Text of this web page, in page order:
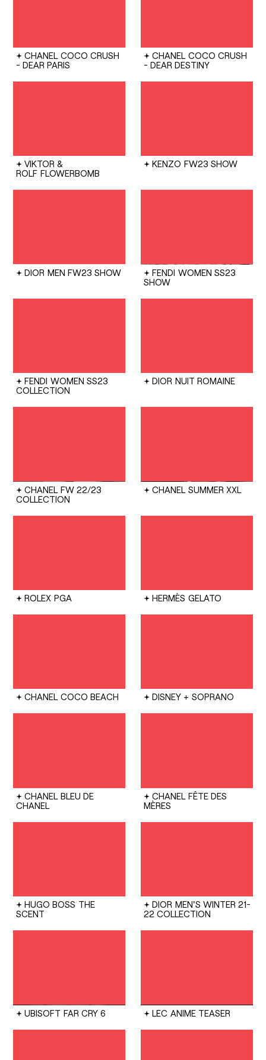
CHANEL COCO CRUSH
- DEAR PARIS
CHANEL COCO CRUSH
- DEAR DESTINY
VIKTOR &
ROLF FLOWERBOMB
KENZO FW23 SHOW
DIOR MEN FW23 SHOW FENDI WOMEN SS23
SHOW
FENDI WOMEN SS23
COLLECTION
DIOR NUIT ROMAINE
CHANEL FW 22/23
COLLECTION
CHANEL SUMMER XXL
ROLEX PGA HERMÈS GELATO
CHANEL COCO BEACH DISNEY + SOPRANO
CHANEL BLEU DE
CHANEL
CHANEL FÊTE DES
MÈRES
HUGO BOSS THE
SCENT
DIOR MEN'S WINTER 21-
22 COLLECTION
UBISOFT FAR CRY 6 LEC ANIME TEASER